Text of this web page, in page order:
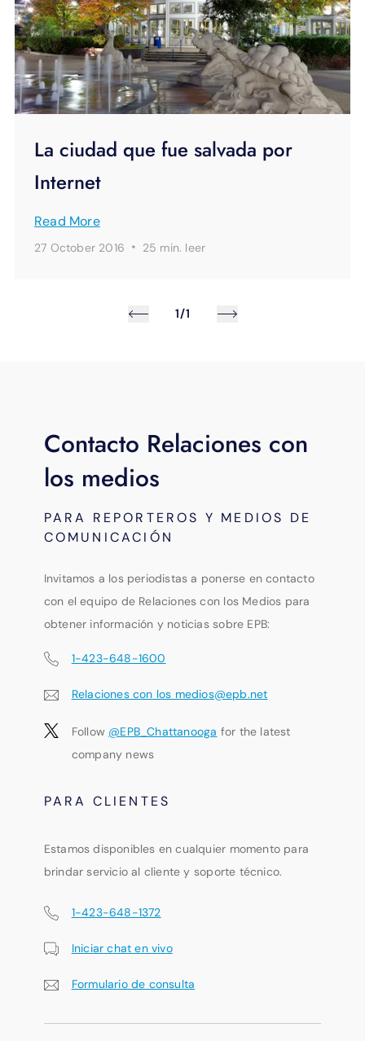
La ciudad que fue salvada por
Internet
Read More
27 October 2016 · 25 min. leer
1/1
Contacto Relaciones con
los medios
PARA REPORTEROS Y MEDIOS DE
COMUNICACIÓN
Invitamos a los periodistas a ponerse en contacto
con el equipo de Relaciones con los Medios para
obtener información y noticias sobre EPB:
1-423-648-1600
Relaciones con los medios@epb.net
Follow @EPB_Chattanooga for the latest
company news
PARA CLIENTES
Estamos disponibles en cualquier momento para
brindar servicio al cliente y soporte técnico.
1-423-648-1372
Iniciar chat en vivo
Formulario de consulta